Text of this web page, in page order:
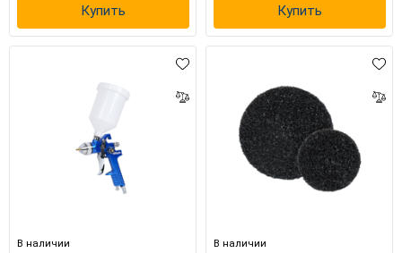
Купить Купить
В наличии В наличии